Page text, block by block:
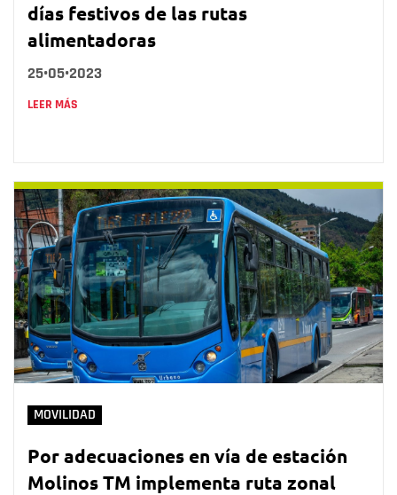
días festivos de las rutas
alimentadoras
25•05•2023
LEER MÁS
MOVILIDAD
Por adecuaciones en vía de estación
Molinos TM implementa ruta zonal